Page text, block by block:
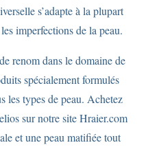
s’adapte à la plupart
imperfections de la peau.
renom dans le domaine de
spécialement formulés
les types de peau. Achetez
sur notre site Hraier.com
et une peau matifiée tout